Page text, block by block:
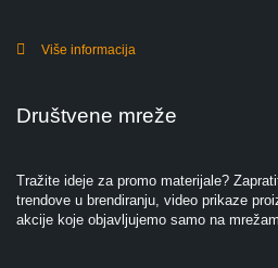
Više informacija
Društvene mreže
Tražite ideje za promo materijale?
trendove u brendiranju, video prikaze
akcije koje objavljujemo samo na